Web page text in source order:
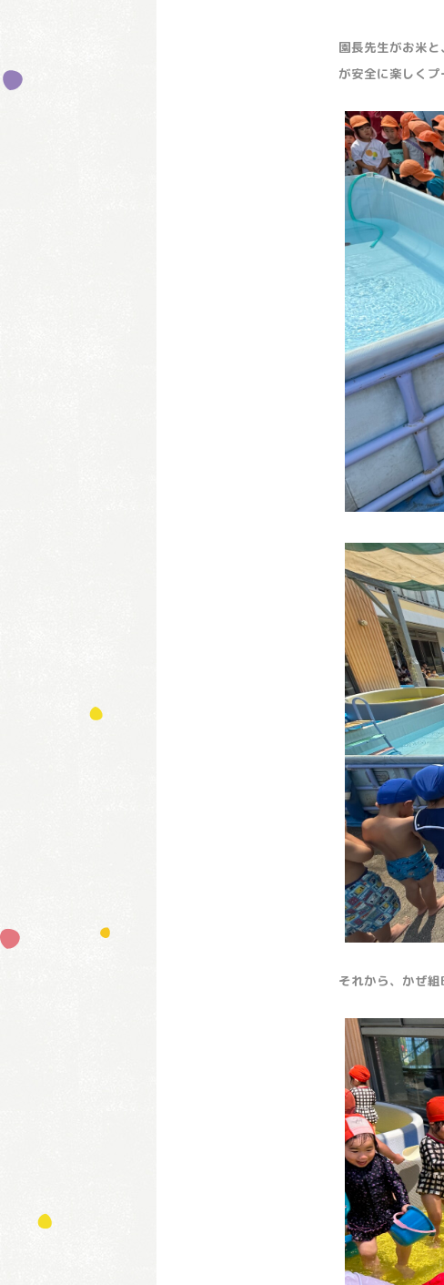
園長先生がお米
が安全に楽しくプ
それから、かぜ